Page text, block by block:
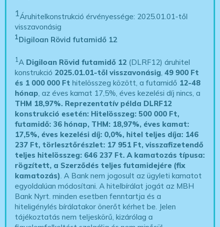
1Áruhitelkonstrukció érvényessége: 2025.01.01-től
visszavonásig
1Digiloan Rövid futamidő 12
1 A Digiloan Rövid futamidő 12 (DLRF12) áruhitel
konstrukció 2025.01.01-től visszavonásig ,49 900 Ft
és 1 000 000 Ft hitelösszeg között, a futamidő 12-48
hónap , az éves kamat 17,5%, éves kezelési díj nincs, a
THM 18,97%. Reprezentatív példa DLRF12
konstrukció esetén: Hitelösszeg: 500 000 Ft,
futamidő: 36 hónap, THM: 18,97%, éves kamat:
17,5%, éves kezelési díj: 0,0%, hitel teljes díja: 146
237 Ft, törlesztőrészlet: 17 951 Ft, visszafizetendő
teljes hitelösszeg: 646 237 Ft.A kamatozás típusa:
rögzített, a Szerződés teljes futamidejére (fix
kamatozás) . A Bank nem jogosult az ügyleti kamatot
egyoldalúan módosítani. A hitelbírálat jogát az MBH
Bank Nyrt. minden esetben fenntartja és a
hiteligénylés bírálatakor önerőt kérhet be. Jelen
tájékoztatás nem teljeskörű, kizárólag a